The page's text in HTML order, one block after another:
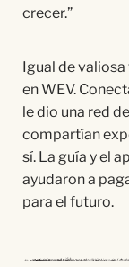
crecer.”
Igual de
en WEV.
le dio una red
compartían
sí. La guía y el
ayudaron a
para el futuro.